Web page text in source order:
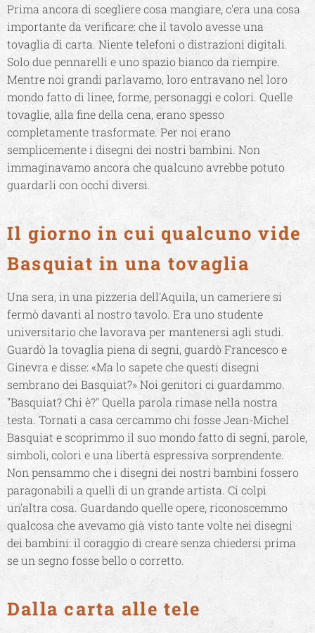
Prima ancora di scegliere cosa mangiare, c'era una cosa
importante da verificare: che il tavolo avesse una
tovaglia di carta. Niente telefoni o distrazioni digitali.
Solo due pennarelli e uno spazio bianco da riempire.
Mentre noi grandi parlavamo, loro entravano nel loro
mondo fatto di linee, forme, personaggi e colori. Quelle
tovaglie, alla fine della cena, erano spesso
completamente trasformate. Per noi erano
semplicemente i disegni dei nostri bambini. Non
immaginavamo ancora che qualcuno avrebbe potuto
guardarli con occhi diversi.
Il giorno in cui qualcuno vide
Basquiat in una tovaglia
Una sera, in una pizzeria dell'Aquila, un cameriere si
fermò davanti al nostro tavolo. Era uno studente
universitario che lavorava per mantenersi agli studi.
Guardò la tovaglia piena di segni, guardò Francesco e
Ginevra e disse: «Ma lo sapete che questi disegni
sembrano dei Basquiat?» Noi genitori ci guardammo.
"Basquiat? Chi è?" Quella parola rimase nella nostra
testa. Tornati a casa cercammo chi fosse Jean-Michel
Basquiat e scoprimmo il suo mondo fatto di segni, parole,
simboli, colori e una libertà espressiva sorprendente.
Non pensammo che i disegni dei nostri bambini fossero
paragonabili a quelli di un grande artista. Ci colpì
un'altra cosa. Guardando quelle opere, riconoscemmo
qualcosa che avevamo già visto tante volte nei disegni
dei bambini: il coraggio di creare senza chiedersi prima
se un segno fosse bello o corretto.
Dalla carta alle tele